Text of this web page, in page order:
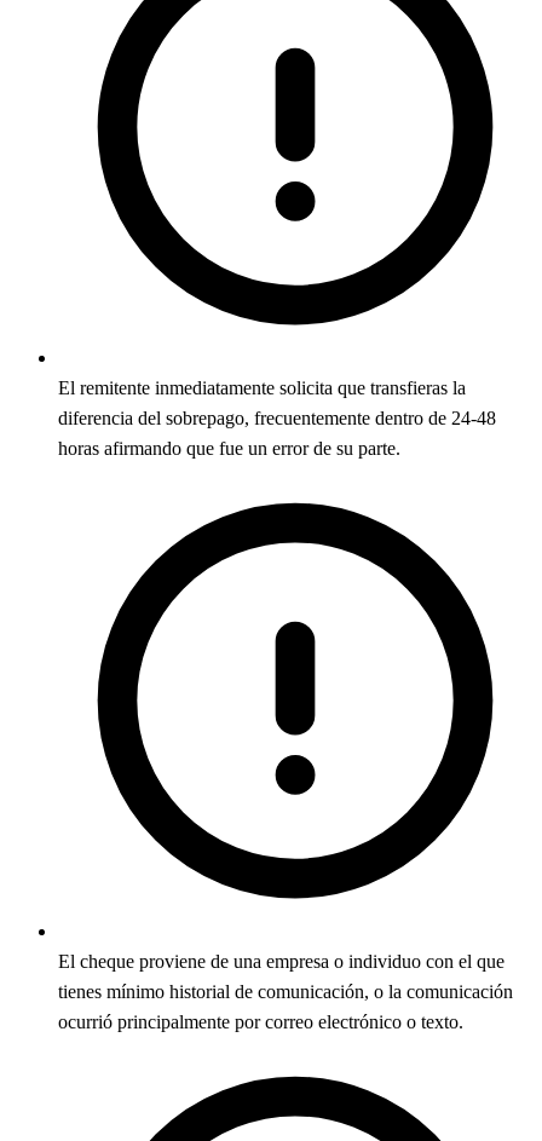
El remitente inmediatamente solicita que transfieras la
diferencia del sobrepago, frecuentemente dentro de 24-48
horas afirmando que fue un error de su parte.
El cheque proviene de una empresa o individuo con el que
tienes mínimo historial de comunicación, o la comunicación
ocurrió principalmente por correo electrónico o texto.